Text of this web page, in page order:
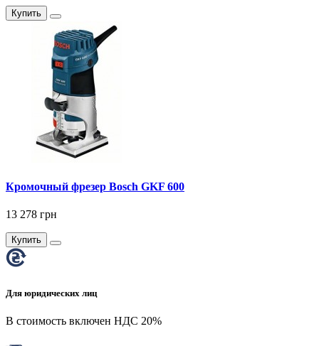
Купить
Кромочный фрезер Bosch GKF 600
13 278 грн
Купить
Для юридических лиц
В стоимость включен НДС 20%